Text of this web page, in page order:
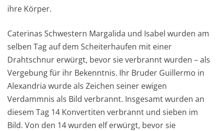
ihre Körper.
Caterinas Schwestern Margalida und Isabel wurden am
selben Tag auf dem Scheiterhaufen mit einer
Drahtschnur erwürgt, bevor sie verbrannt wurden – als
Vergebung für ihr Bekenntnis. Ihr Bruder Guillermo in
Alexandria wurde als Zeichen seiner ewigen
Verdammnis als Bild verbrannt. Insgesamt wurden an
diesem Tag 14 Konvertiten verbrannt und sieben im
Bild. Von den 14 wurden elf erwürgt, bevor sie